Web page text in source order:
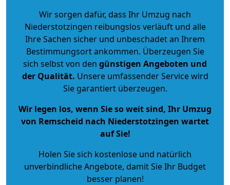
Wir sorgen dafür, dass Ihr Umzug nach
Niederstotzingen reibungslos verläuft und alle
Ihre Sachen sicher und unbeschadet an Ihrem
Bestimmungsort ankommen. Überzeugen Sie
sich selbst von den günstigen Angeboten und
der Qualität. Unsere umfassender Service wird
Sie garantiert überzeugen.
Wir legen los, wenn Sie so weit sind, Ihr Umzug
von Remscheid nach Niederstotzingen wartet
auf Sie!
Holen Sie sich kostenlose und natürlich
unverbindliche Angebote, damit Sie Ihr Budget
besser planen!